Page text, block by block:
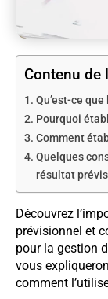
Contenu de
Qu’est-ce
Pourquoi
Comment
Quelques
résultat
Découvrez
prévisionnel et
pour la gestion
vous
comment